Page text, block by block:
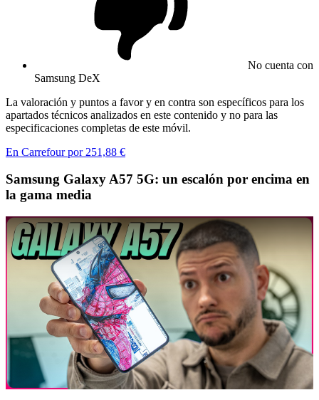
No cuenta con
Samsung DeX
La valoración y puntos a favor y en contra son específicos para los
apartados técnicos analizados en este contenido y no para las
especificaciones completas de este móvil.
En Carrefour por 251,88 €
Samsung Galaxy A57 5G: un escalón por encima en
la gama media